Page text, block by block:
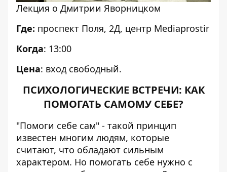
Лекция о Дмитрии Яворницком
Где: проспект Поля, 2Д, центр Mediaprostir
Когда: 13:00
Цена: вход свободный.
ПСИХОЛОГИЧЕСКИЕ ВСТРЕЧИ: КАК
ПОМОГАТЬ САМОМУ СЕБЕ?
"Помоги себе сам" - такой принцип
известен многим людям, которые
считают, что обладают сильным
характером. Но помогать себе нужно с